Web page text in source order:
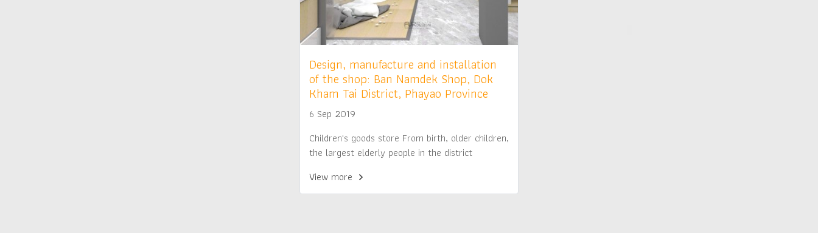
Design, manufacture and installation
of the shop: Ban Namdek Shop, Dok
Kham Tai District, Phayao Province
6 Sep 2019
Children's goods store From birth, older children,
the largest elderly people in the district
View more